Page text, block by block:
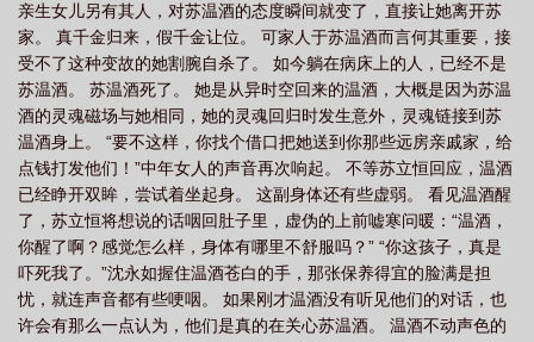
亲生女儿另有其人，对苏温酒的态度瞬间就变了，直接让她离开苏
家。 真千金归来，假千金让位。 可家人于苏温酒而言何其重要，接
受不了这种变故的她割腕自杀了。 如今躺在病床上的人，已经不是
苏温酒。 苏温酒死了。 她是从异时空回来的温酒，大概是因为苏温
酒的灵魂磁场与她相同，她的灵魂回归时发生意外，灵魂链接到苏
温酒身上。 “要不这样，你找个借口把她送到你那些远房亲戚家，给
点钱打发他们！”中年女人的声音再次响起。 不等苏立恒回应，温酒
已经睁开双眸，尝试着坐起身。 这副身体还有些虚弱。 看见温酒醒
了，苏立恒将想说的话咽回肚子里，虚伪的上前嘘寒问暖：“温酒，
你醒了啊？感觉怎么样，身体有哪里不舒服吗？” “你这孩子，真是
吓死我了。”沈永如握住温酒苍白的手，那张保养得宜的脸满是担
忧，就连声音都有些哽咽。 如果刚才温酒没有听见他们的对话，也
许会有那么一点认为，他们是真的在关心苏温酒。 温酒不动声色的